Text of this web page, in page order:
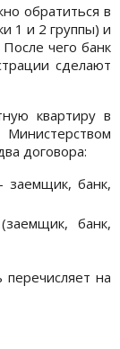
обратиться в
1 и 2 группы) и
чего банк
сделают
квартиру в
договора:
заемщик, банк,
банк,
на